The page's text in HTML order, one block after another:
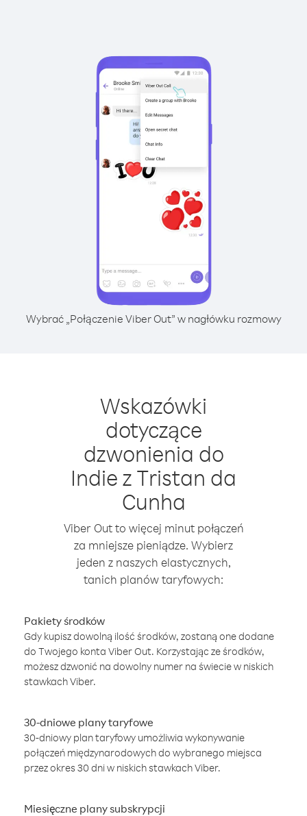
Wybrać „Połączenie Viber Out” w nagłówku rozmowy
Wskazówki
dotyczące
dzwonienia do
Indie z Tristan da
Cunha
Viber Out to więcej minut połączeń
za mniejsze pieniądze. Wybierz
jeden z naszych elastycznych,
tanich planów taryfowych:
Pakiety środków
Gdy kupisz dowolną ilość środków, zostaną one dodane
do Twojego konta Viber Out. Korzystając ze środków,
możesz dzwonić na dowolny numer na świecie w niskich
stawkach Viber.
30-dniowe plany taryfowe
30-dniowy plan taryfowy umożliwia wykonywanie
połączeń międzynarodowych do wybranego miejsca
przez okres 30 dni w niskich stawkach Viber.
Miesięczne plany subskrypcji